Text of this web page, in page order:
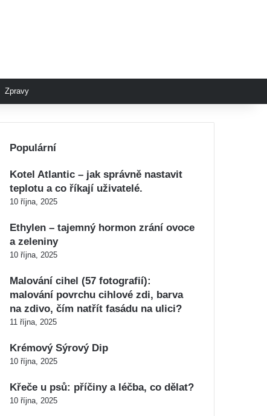
Zpravy
Populární
Kotel Atlantic – jak správně nastavit
teplotu a co říkají uživatelé.
10 října, 2025
Ethylen – tajemný hormon zrání ovoce
a zeleniny
10 října, 2025
Malování cihel (57 fotografií):
malování povrchu cihlové zdi, barva
na zdivo, čím natřít fasádu na ulici?
11 října, 2025
Krémový Sýrový Dip
10 října, 2025
Křeče u psů: příčiny a léčba, co dělat?
10 října, 2025